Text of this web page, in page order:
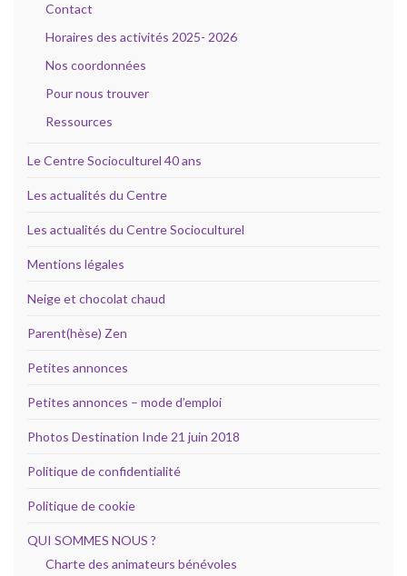
Contact
Horaires des activités 2025- 2026
Nos coordonnées
Pour nous trouver
Ressources
Le Centre Socioculturel 40 ans
Les actualités du Centre
Les actualités du Centre Socioculturel
Mentions légales
Neige et chocolat chaud
Parent(hèse) Zen
Petites annonces
Petites annonces – mode d’emploi
Photos Destination Inde 21 juin 2018
Politique de confidentialité
Politique de cookie
QUI SOMMES NOUS ?
Charte des animateurs bénévoles